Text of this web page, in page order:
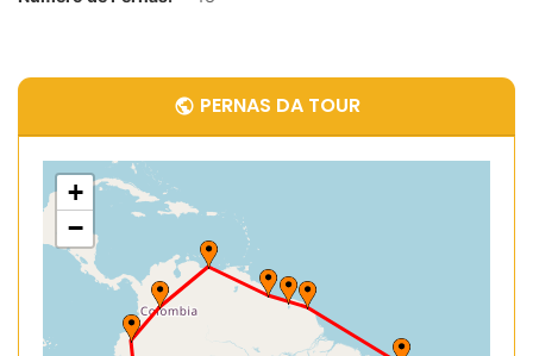
PERNAS DA TOUR
+
−